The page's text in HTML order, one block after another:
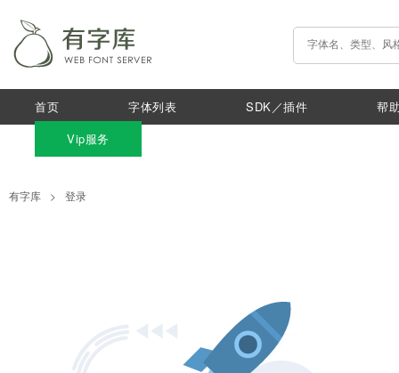
首页 字体列表 SDK／插件
帮
Vip服务
有字库 > 登录